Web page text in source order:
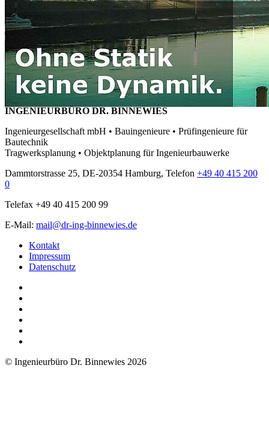
INGENIEURBÜRO DR. BINNEWIES
Ingenieurgesellschaft mbH • Bauingenieure • Prüfingenieure für
Bautechnik
Tragwerksplanung • Objektplanung für Ingenieurbauwerke
Dammtorstrasse 25, DE-20354 Hamburg, Telefon +49 40 415 200
0
Telefax +49 40 415 200 99
E-Mail: mail@dr-ing-binnewies.de
Kontakt
Impressum
Datenschutz
© Ingenieurbüro Dr. Binnewies 2026